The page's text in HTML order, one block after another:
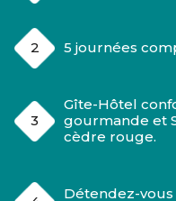
5 journées
Gîte-Hôtel
gourmande et
cèdre rouge.
Détendez-